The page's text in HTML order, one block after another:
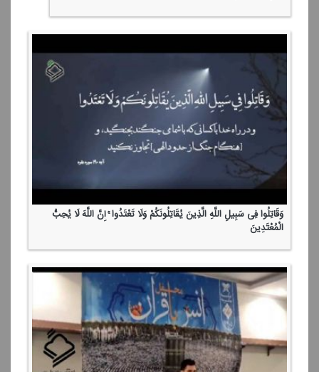
وحید كرمی
تلاوت سوره مباركه اسراء توسط مرحوم استاد مجید زكی لو
تلاوت آیه شریفه مباهله